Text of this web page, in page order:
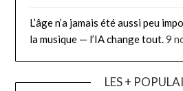
L’âge n’a jamais été aussi peu
la musique — l’IA change tout.9
LES +